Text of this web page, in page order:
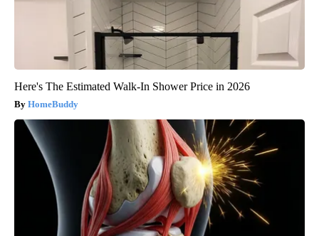
Here's The Estimated Walk-In Shower Price in 2026
HomeBuddy